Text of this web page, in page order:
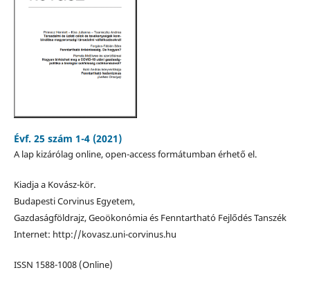
Évf. 25 szám 1-4 (2021)
A lap kizárólag online, open-access formátumban érhető el.
Kiadja a Kovász-kör.
Budapesti Corvinus Egyetem,
Gazdaságföldrajz, Geoökonómia és Fenntartható Fejlődés Tanszék
Internet: http://kovasz.uni-corvinus.hu
ISSN 1588-1008 (Online)